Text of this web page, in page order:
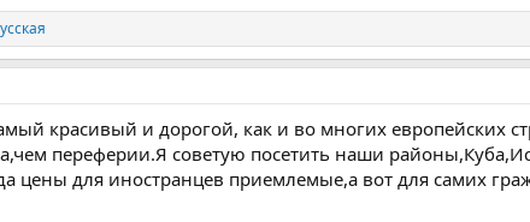
красивый и дорогой, как и во многих европейских
переферии.Я советую посетить наши
цены для иностранцев приемлемые,а вот для самих